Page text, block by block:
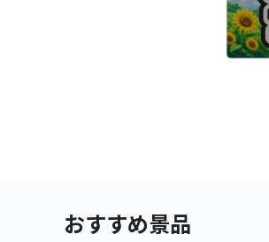
おすすめ景品